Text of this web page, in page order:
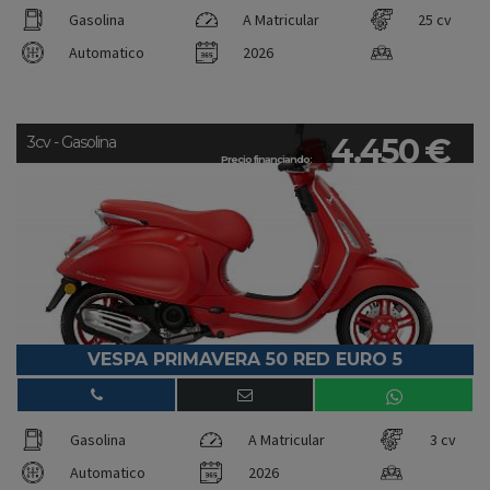
Gasolina A Matricular
25 cv
Automatico
2026
Precio financiando: 4.450 €
3cv - Gasolina
VESPA PRIMAVERA 50 RED EURO 5
Gasolina A Matricular
3 cv
Automatico
2026